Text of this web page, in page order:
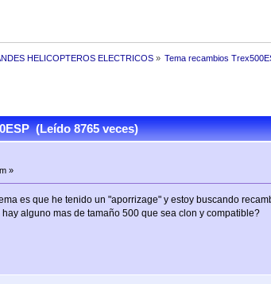
HELICOPTEROS ELECTRICOS » Tema recambios
(Leído 8765 veces)
»
es que he tenido un "aporrizage" y estoy buscando
alguno mas de tamaño 500 que sea clon y compatible?